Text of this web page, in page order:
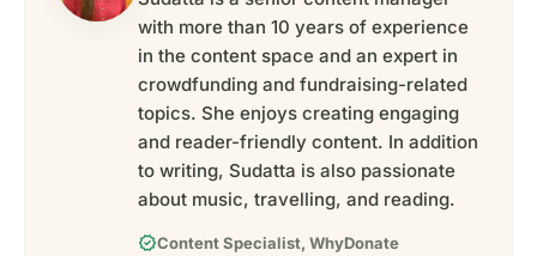
with more than 10 years of experience
in the content space and an expert in
crowdfunding and fundraising-related
topics. She enjoys creating engaging
and reader-friendly content. In addition
to writing, Sudatta is also passionate
about music, travelling, and reading.
verifiedContent Specialist, WhyDonate